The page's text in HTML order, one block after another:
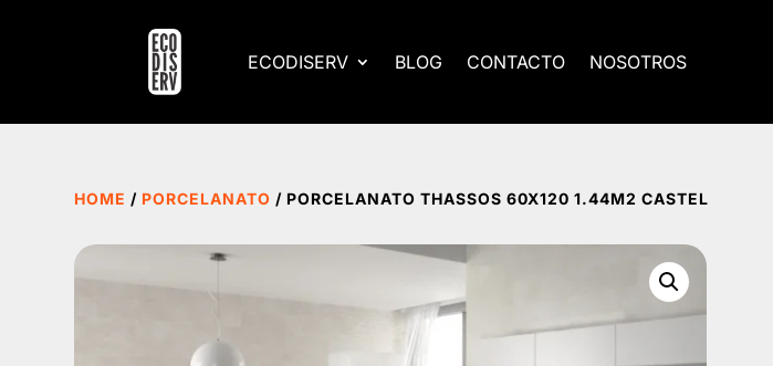
ECODISERV BLOG CONTACTO NOSOTROS
HOME / PORCELANATO / PORCELANATO THASSOS 60X120 1.44M2 CASTEL